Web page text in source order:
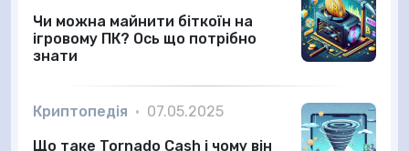
Чи можна майнити біткоїн на
ігровому ПК? Ось що потрібно
знати
Криптопедія • 07.05.2025
Що таке Tornado Cash і чому він